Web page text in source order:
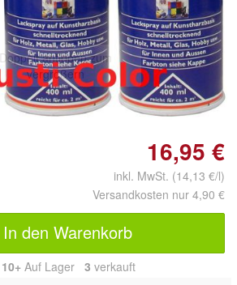
Doppelt antippen zum
vergrößern
16,95 €
inkl. MwSt. (14,13 €/l)
Versandkosten nur 4,90 €
In den Warenkorb
10+ Auf Lager 3 verkauft